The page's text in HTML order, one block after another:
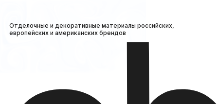
Отделочные и декоративные материалы российских,
европейских и американских брендов